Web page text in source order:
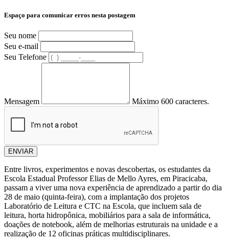
Espaço para comunicar erros nesta postagem
Seu nome
Seu e-mail
Seu Telefone
Mensagem Máximo 600 caracteres.
ENVIAR
Entre livros, experimentos e novas descobertas, os estudantes da
Escola Estadual Professor Elias de Mello Ayres, em Piracicaba,
passam a viver uma nova experiência de aprendizado a partir do dia
28 de maio (quinta-feira), com a implantação dos projetos
Laboratório de Leitura e CTC na Escola, que incluem sala de
leitura, horta hidropônica, mobiliários para a sala de informática,
doações de notebook, além de melhorias estruturais na unidade e a
realização de 12 oficinas práticas multidisciplinares.